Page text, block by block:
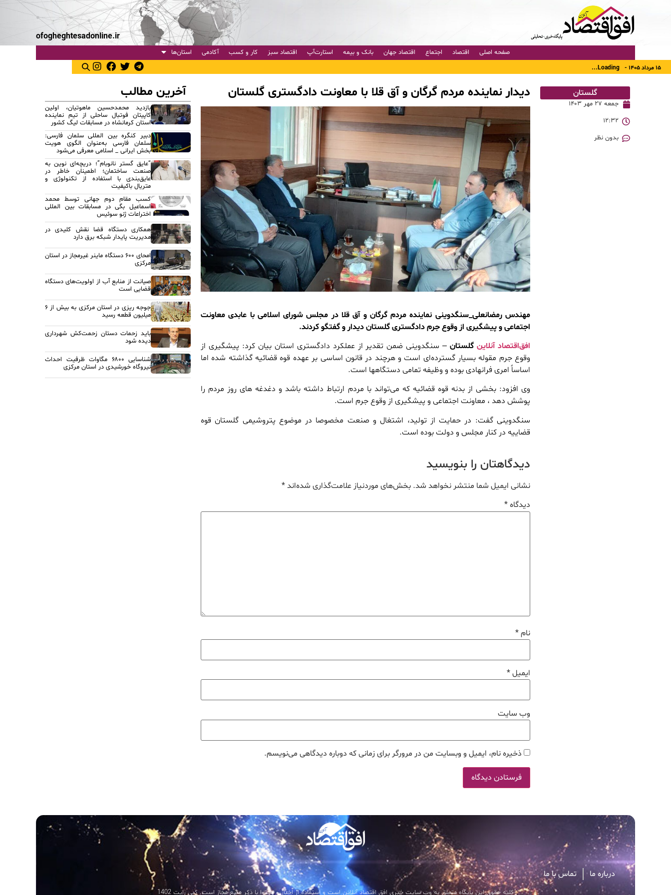
ofogheghtesadonline.ir
صفحه اصلی اقتصاد اجتماع اقتصاد جهان بانک و بیمه استارت‌آپ اقتصاد سبز کار و کسب آکادمی استان‌ها
۱۵ مرداد ۱۴۰۵ - Loading...
گلستان
جمعه ۲۷ مهر ۱۴۰۳
۱۲:۳۲
بدون نظر
دیدار نماینده مردم گرگان و آق قلا با معاونت دادگستری گلستان
مهندس رمضانعلی_سنگدوینی نماینده مردم گرگان و آق قلا در مجلس شورای اسلامی با عابدی معاونت
اجتماعی و پیشگیری از وقوع جرم دادگستری گلستان دیدار و گفتگو کردند.
افق‌اقتصاد آنلاینگلستان– سنگدوینی ضمن تقدیر از عملکرد دادگستری استان بیان کرد: پیشگیری از
وقوع جرم مقوله بسیار گسترده‌ای است و هرچند در قانون اساسی بر عهده قوه قضائیه گذاشته شده اما
اساساً امری فرانهادی بوده و وظیفه تمامی دستگاهها است.
وی افزود: بخشی از بدنه قوه قضائیه که می‌تواند با مردم ارتباط داشته باشد و دغدغه های روز مردم را
پوشش دهد ، معاونت اجتماعی و پیشگیری از وقوع جرم است.
سنگدوینی گفت: در حمایت از تولید، اشتغال و صنعت مخصوصا در موضوع پتروشیمی گلستان قوه
قضاییه در کنار مجلس و دولت بوده است.
دیدگاهتان را بنویسید
نشانی ایمیل شما منتشر نخواهد شد. بخش‌های موردنیاز علامت‌گذاری شده‌اند*
دیدگاه*
نام*
ایمیل*
وب‌ سایت
ذخیره نام، ایمیل و وبسایت من در مرورگر برای زمانی که دوباره دیدگاهی می‌نویسم.
آخرین مطالب
بازدید محمدحسین ماهوتیان، اولین
کاپیتان فوتبال ساحلی از تیم نماینده
استان کرمانشاه در مسابقات لیگ کشور
دبیر کنگره بین المللی سلمان فارسی:
سلمان فارسی به‌عنوان الگوی هویت
بخش ایرانی _ اسلامی معرفی می‌شود
“عایق گستر نانوبام”؛ دریچه‌ای نوین به
صنعت ساختمان؛ اطمینان خاطر در
عایق‌بندی با استفاده از تکنولوژی و
متریال باکیفیت
کسب مقام دوم جهانی توسط محمد
اسماعیل بگی در مسابقات بین المللی
اختراعات ژنو سوئیس
همکاری دستگاه قضا نقش کلیدی در
مدیریت پایدار شبکه برق دارد
امحای ۶۰۰ دستگاه ماینر غیرمجاز در استان
مرکزی
صیانت از منابع آب از اولویت‌های دستگاه
قضایی است
جوجه ریزی در استان مرکزی به بیش از ۶
میلیون قطعه رسید
باید زحمات دستان زحمت‌کش شهرداری
دیده شود
شناسایی ۶۸۰۰ مگاوات ظرفیت احداث
نیروگاه خورشیدی در استان مرکزی
درباره ما تماس با ما
کلیه حقوق این پایگاه متعلق به وب سایت خبری افق اقتصاد آنلاین است و استفاده از اخبار و محتوا با ذکر منبع مجاز است. کپی رایت 1402